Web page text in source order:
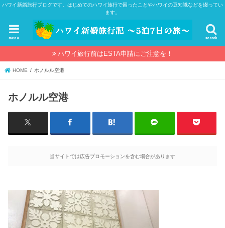
ハワイ新婚旅行ブログです。はじめてのハワイ旅行で困ったことやハワイの豆知識などを綴ってい
ます。
search
menu
ハワイ旅行前はESTA申請にご注意を！
HOME ホノルル空港
ホノルル空港
当サイトでは広告プロモーションを含む場合があります